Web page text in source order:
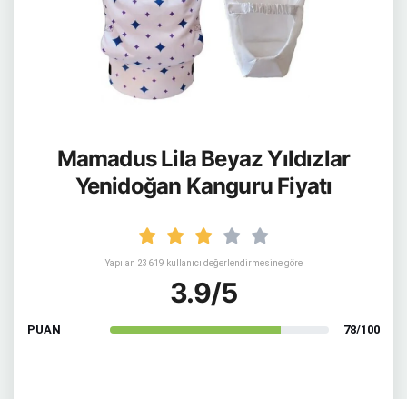
Mamadus Lila Beyaz Yıldızlar
Yenidoğan Kanguru Fiyatı
Yapılan 23619 kullanıcı değerlendirmesine göre
3.9/5
PUAN 78/100